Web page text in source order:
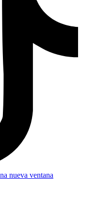
nueva ventana